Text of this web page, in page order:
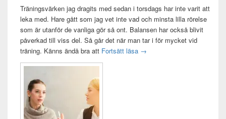
Träningsvärken jag dragits med sedan i torsdags har inte varit att
leka med. Hare gått som jag vet inte vad och minsta lilla rörelse
som är utanför de vanliga gör så ont. Balansen har också blivit
påverkad till viss del. Så går det när man tar i för mycket vid
träning. Känns ändå bra att Fortsätt läsa Träningsvärken från helvetet
→